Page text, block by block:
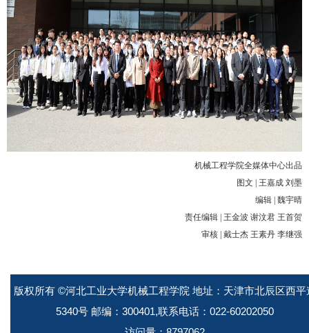
机械工程学院全媒体中心出品
图文 | 王嘉成 刘墨
编辑 | 魏宇晴
责任编辑 | 王金波 谢汶君 王首贺
审核 | 戴士杰 王素丹 李继强
版权所有 ©河北工业大学机械工程学院 地址：天津市北辰区西平
5340号 邮编：300401,联系电话：022-60202050